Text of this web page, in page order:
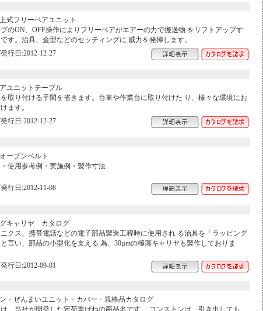
式フリーベアユニット
のON、OFF操作によりフリーベアがエアーの力で搬送物 をリフトアップす
す。治具、金型などのセッティングに 威力を発揮します。
行日:2012-12-27
ユニットテーブル
取り付ける手間を省きます。台車や作業台に取り付けた り、様々な環境にお
ます。
行日:2012-12-27
ープンベルト
使用参考例・実施例・製作寸法
行日:2012-11-08
キャリヤ カタログ
クス、携帯電話などの電子部品製造工程時に使用され る治具を「ラッピング
言い、部品の小型化を支える 為、30µmの極薄キャリヤも製作しておりま
行日:2012-09-01
・ぜんまいユニット・カバー・規格品カタログ
、当社が開発した定荷重ばねの商品名です。 コンストンは、引き出しても、